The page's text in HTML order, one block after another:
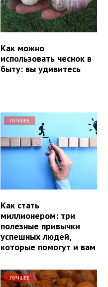
Как можно
использовать чеснок в
быту: вы удивитесь
ЛУЧШЕЕ
Как стать
миллионером: три
полезные привычки
успешных людей,
которые помогут и вам
ЛУЧШЕЕ